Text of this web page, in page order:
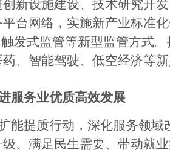
新设施建设、技术研究开
台网络，实施新产业标准
触发式监管等新型监管方式
、智能驾驶、低空经济等
服务业优质高效发展
能提质行动，深化服务领
、满足民生需要、带动就